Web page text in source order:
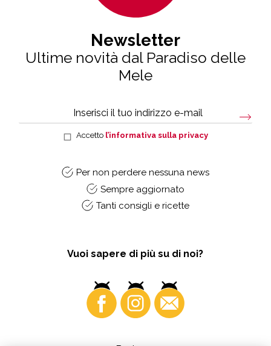
Newsletter
Ultime novità dal Paradiso delle
Mele
Accetto l’informativa sulla privacy
Per non perdere nessuna news
Sempre aggiornato
Tanti consigli e ricette
Vuoi sapere di più su di noi?